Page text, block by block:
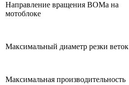
Направление вращения ВОМа на
мотоблоке
Максимальный диаметр резки веток
Максимальная производительность